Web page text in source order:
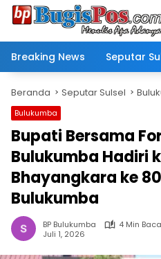
Langsung
Breaking News
Seputar
Beranda Seputar Sulsel
Bulukumba
Bupati Bersama
Bulukumba Hadiri
Bhayangkara ke
Bulukumba
BP Bulukumba
4 Min Baca
Juli 1, 2026